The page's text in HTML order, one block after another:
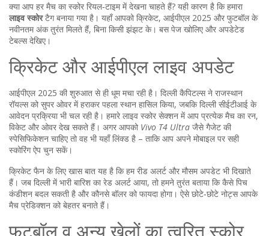
क्या आप हर मैच का स्कोर रियल‑टाइम में देखना चाहते हैं? यही कारण है कि हमारा
लाइव स्कोरटैग बनाया गया है। यहाँ आपको क्रिकेट, आईपीएल 2025 और फुटबॉल के
नवीनतम अंक तुरंत मिलते हैं, बिना किसी झंझट के। बस पेज खोलिए और अपडेटेड
टेबल्स देखिए।
क्रिकेट और आईपीएल लाइव अपडेट
आईपीएल 2025 की शुरुआत से ही धूम मचा रही है। दिल्ली कैपिटल्स ने राजस्थान
रॉयल्स को सुपर ओवर में हराकर पहला स्थान हासिल किया, जबकि दिल्ली सीईटीआई के
आवेदन प्रक्रिया भी चल रही है। हमारे लाइव स्कोर सेक्शन में आप प्रत्येक मैच का रन,
विकेट और ओवर देख सकते हैं। अगर आपको Vivo T4 Ultra जैसे गैजेट की
स्पेसिफिकेशन चाहिए तो वह भी यहाँ लिंक्ड है – ताकि आप अपने मोबाइल पर सही
स्कोरिंग ऐप चुन सकें।
क्रिकेट फैन के लिए खास बात यह है कि हम रीड अलर्ट और मौसम अपडेट भी दिखाते
हैं। जब दिल्ली में भारी बारिश का रेड अलर्ट आया, तो हमने तुरंत बताया कि कैसे पिच
कंडीशन बदल सकती है और कौनसे बॉलर को फायदा होगा। ऐसे छोटे‑छोटे नोट्स आपके
मैच प्रेडिक्शन को बेहतर बनाते हैं।